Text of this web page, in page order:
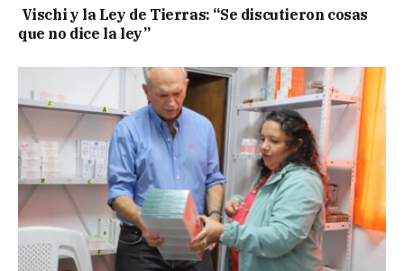
Vischi y la Ley de Tierras: “Se discutieron cosas
que no dice la ley”